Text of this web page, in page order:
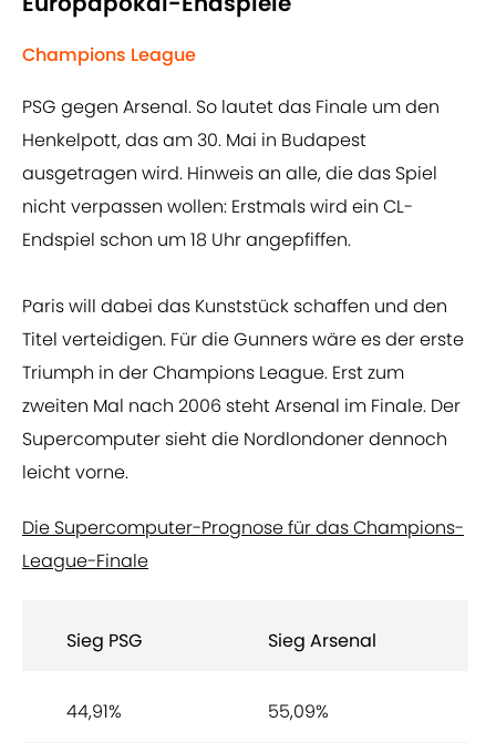
Champions League
PSG gegen Arsenal. So lautet das Finale um den
Henkelpott, das am 30. Mai in Budapest
ausgetragen wird. Hinweis an alle, die das Spiel
nicht verpassen wollen: Erstmals wird ein CL-
Endspiel schon um 18 Uhr angepfiffen.
Paris will dabei das Kunststück schaffen und den
Titel verteidigen. Für die Gunners wäre es der erste
Triumph in der Champions League. Erst zum
zweiten Mal nach 2006 steht Arsenal im Finale. Der
Supercomputer sieht die Nordlondoner dennoch
leicht vorne.
Die Supercomputer-Prognose für das Champions-
League-Finale
Sieg PSG Sieg Arsenal
44,91% 55,09%